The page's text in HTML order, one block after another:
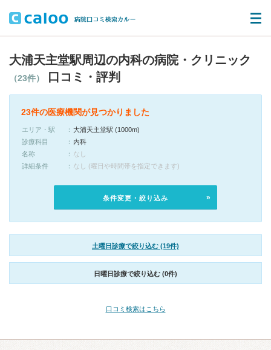
大浦天主堂駅周辺の内科の病院・クリニック
（23件） 口コミ・評判
23件の医療機関が見つかりました
エリア・駅
大浦天主堂駅 (1000m)
診療科目
内科
名称
なし
詳細条件
なし (曜日や時間帯を指定できます)
条件変更・絞り込み
土曜日診療で絞り込む (19件)
日曜日診療で絞り込む (0件)
口コミ検索はこちら